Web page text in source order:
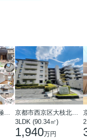
3LDK (90.34㎡)
1,940万円